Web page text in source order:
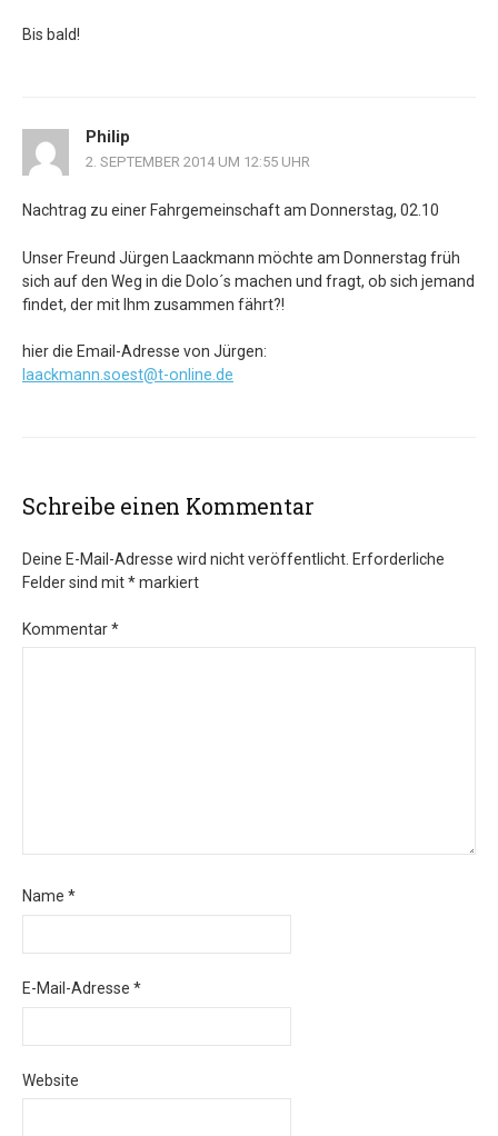
Bis bald!
Philip
2. SEPTEMBER 2014 UM 12:55 UHR
Nachtrag zu einer Fahrgemeinschaft am Donnerstag, 02.10
Unser Freund Jürgen Laackmann möchte am Donnerstag früh
sich auf den Weg in die Dolo´s machen und fragt, ob sich jemand
findet, der mit Ihm zusammen fährt?!
hier die Email-Adresse von Jürgen:
laackmann.soest@t-online.de
Schreibe einen Kommentar
Deine E-Mail-Adresse wird nicht veröffentlicht. Erforderliche
Felder sind mit*markiert
Kommentar*
Name *
E-Mail-Adresse *
Website